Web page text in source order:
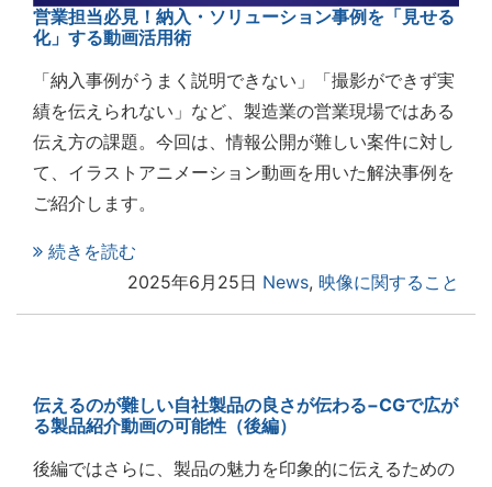
営業担当必見！納入・ソリューション事例を「見せる
化」する動画活用術
「納入事例がうまく説明できない」「撮影ができず実
績を伝えられない」など、製造業の営業現場ではある
伝え方の課題。今回は、情報公開が難しい案件に対し
て、イラストアニメーション動画を用いた解決事例を
ご紹介します。
続きを読む
2025年6月25日 News, 映像に関すること
伝えるのが難しい自社製品の良さが伝わる−CGで広が
る製品紹介動画の可能性（後編）
後編ではさらに、製品の魅力を印象的に伝えるための